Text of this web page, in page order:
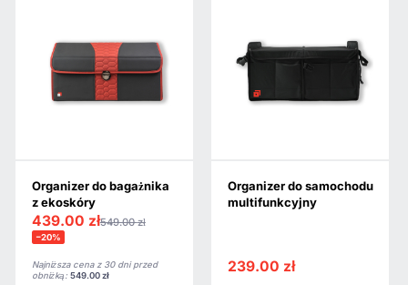
Organizer do bagażnika
z ekoskóry
439.00 zł549.00zł
−20%
Najniższa cena z 30 dni przed
obniżką: 549.00zł
Organizer do samochodu
multifunkcyjny
239.00 zł